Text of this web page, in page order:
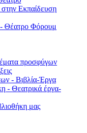
Εκπαίδευση
Θέατρο Φόρουμ
προσφύγων
- Βιβλία-Έργα
- Θεατρικά έργα-
μας